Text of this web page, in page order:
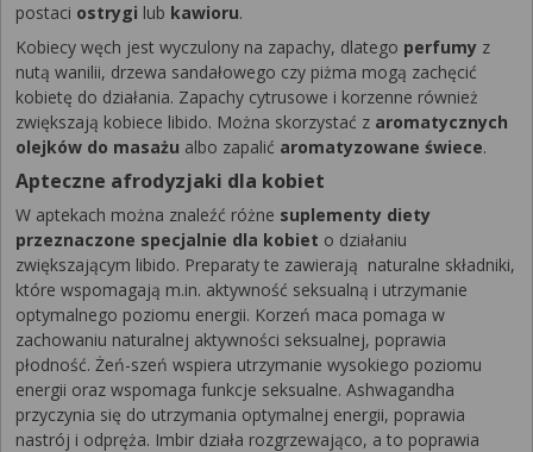
postaci ostrygi lub kawioru.
Kobiecy węch jest wyczulony na zapachy, dlatego perfumy z
nutą wanilii, drzewa sandałowego czy piżma mogą zachęcić
kobietę do działania. Zapachy cytrusowe i korzenne również
zwiększają kobiece libido. Można skorzystać z aromatycznych
olejków do masażu albo zapalić aromatyzowane świece.
Apteczne afrodyzjaki dla kobiet
W aptekach można znaleźć różne suplementy diety
przeznaczone specjalnie dla kobiet o działaniu
zwiększającym libido. Preparaty te zawierają naturalne składniki,
które wspomagają m.in. aktywność seksualną i utrzymanie
optymalnego poziomu energii. Korzeń maca pomaga w
zachowaniu naturalnej aktywności seksualnej, poprawia
płodność. Żeń-szeń wspiera utrzymanie wysokiego poziomu
energii oraz wspomaga funkcje seksualne. Ashwagandha
przyczynia się do utrzymania optymalnej energii, poprawia
nastrój i odpręża. Imbir działa rozgrzewająco, a to poprawia